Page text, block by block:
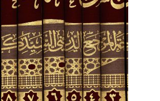
درباره ما
سبد خرید
قوانین و مقررات